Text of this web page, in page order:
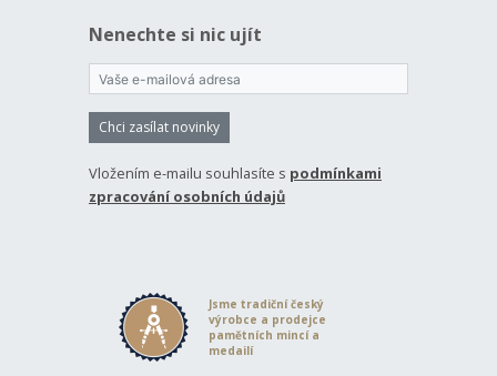
Nenechte si nic ujít
Chci zasílat novinky
Vložením e-mailu souhlasíte s podmínkami
zpracování osobních údajů
Jsme tradiční český
výrobce a prodejce
pamětních mincí a
medailí